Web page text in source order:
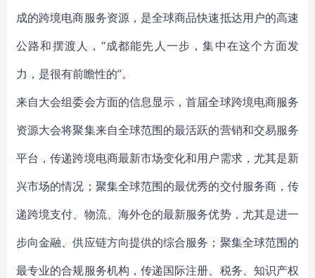
成的跨境电商服务资源，是全球商品快速抵达用户的高速
公路和摆渡人，“成都能先人一步，集中在这个方面发
力，是很有前瞻性的”。
来自大会组委会方面的信息显示，首届全球跨境电商服务
资源大会将聚集来自全球范围的最活跃的营销和交易服务
平台，传递跨境电商最新市场变化和用户需求，尤其是新
兴市场的情况；聚集全球范围的最优秀的交付服务商，传
递跨境支付、物流、海外仓的最新服务优势，尤其是进一
步向金融、供应链方向提供的综合服务；聚集全球范围的
最专业的合规服务机构，传递国际注册、税务、知识产权